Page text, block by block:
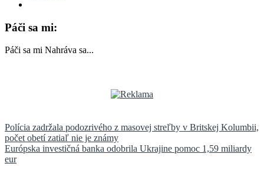
Páči sa mi:
Páči sa mi Nahráva sa...
Navigácia
v
článku
Polícia zadržala podozrivého z masovej streľby v Britskej Kolumbii,
počet obetí zatiaľ nie je známy
Európska investičná banka odobrila Ukrajine pomoc 1,59 miliardy
eur